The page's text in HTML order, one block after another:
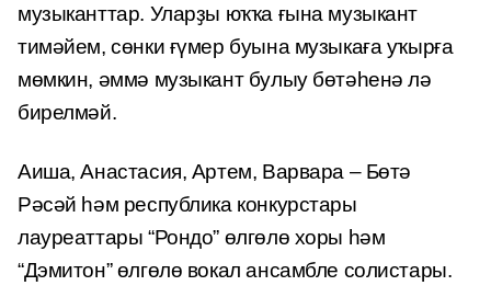
музыканттар. Уларҙы юҡҡа ғына музыкант
тимәйем, сөнки ғүмер буына музыкаға уҡырға
мөмкин, әммә музыкант булыу бөтәһенә лә
бирелмәй.
Аиша, Анастасия, Артем, Варвара – Бөтә
Рәсәй һәм республика конкурстары
лауреаттары “Рондо” өлгөлө хоры һәм
“Дэмитон” өлгөлө вокал ансамбле солистары.